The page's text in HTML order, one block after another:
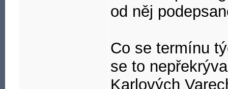
od něj
Co se termínu
se to
Karlových